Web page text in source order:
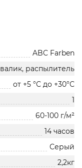
ABC Farben
распылитель
от +5 °С до +30°С
1
60-100 г/м²
14 часов
Серый
2,2кг